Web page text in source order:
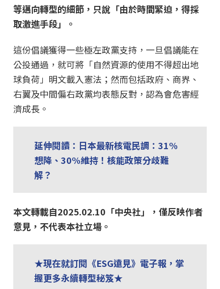
等邁向轉型的細節，只說「由於時間緊迫，得採
取激進手段」。
這份倡議獲得一些極左政黨支持，一旦倡議能在
公投通過，就可將「自然資源的使用不得超出地
球負荷」明文載入憲法；然而包括政府、商界、
右翼及中間偏右政黨均表態反對，認為會危害經
濟成長。
延伸閱讀： 日本最新核電民調：31%
想降、30%維持！核能政策分歧難
解？
本文轉載自2025.02.10「中央社」，僅反映作者
意見，不代表本社立場。
★現在就訂閱《ESG遠見》電子報，掌
握更多永續轉型秘笈★